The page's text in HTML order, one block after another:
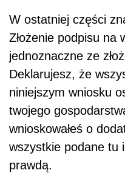
W ostatniej części
Złożenie podpisu na
jednoznaczne ze
Deklarujesz, że
niniejszym wniosku
twojego
wnioskowałeś o
wszystkie podane tu
prawdą.